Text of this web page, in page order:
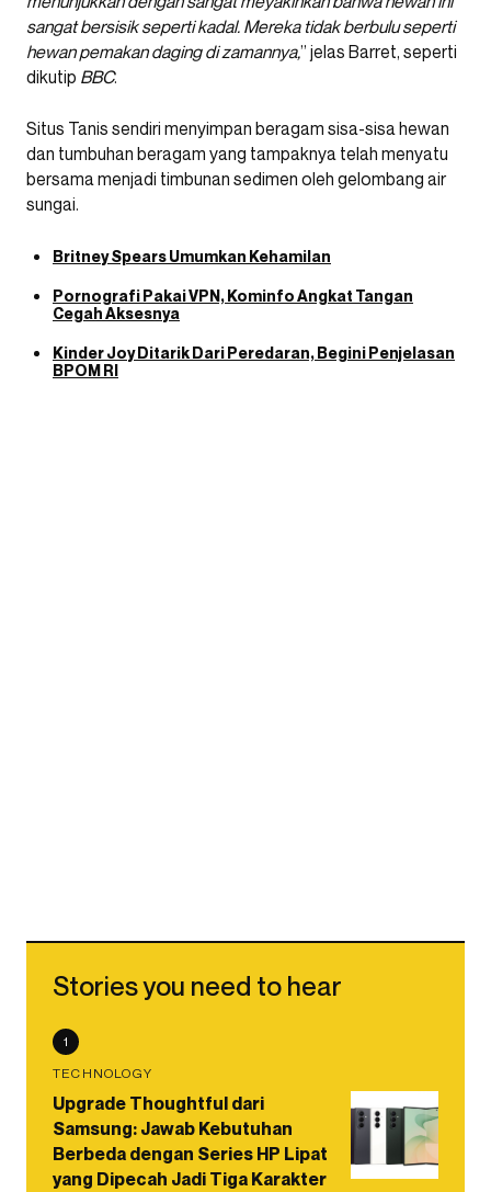
sangat bersisik seperti kadal. Mereka tidak berbulu seperti
hewan pemakan daging di zamannya,” jelas Barret, seperti
dikutip BBC.
Situs Tanis sendiri menyimpan beragam sisa-sisa hewan
dan tumbuhan beragam yang tampaknya telah menyatu
bersama menjadi timbunan sedimen oleh gelombang air
sungai.
Britney Spears Umumkan Kehamilan
Pornografi Pakai VPN, Kominfo Angkat Tangan
Cegah Aksesnya
Kinder Joy Ditarik Dari Peredaran, Begini Penjelasan
BPOM RI
Stories you need to hear
1
TECHNOLOGY
Upgrade Thoughtful dari
Samsung: Jawab Kebutuhan
Berbeda dengan Series HP Lipat
yang Dipecah Jadi Tiga Karakter